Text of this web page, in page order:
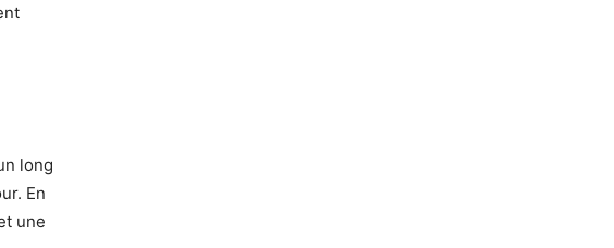
long
En
une